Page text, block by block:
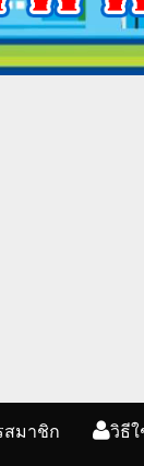
มาชิก วิธี